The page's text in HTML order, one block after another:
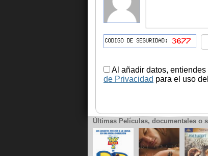
Al añadir datos, entiendes
de Privacidad para el uso
Últimas Películas, documentales o